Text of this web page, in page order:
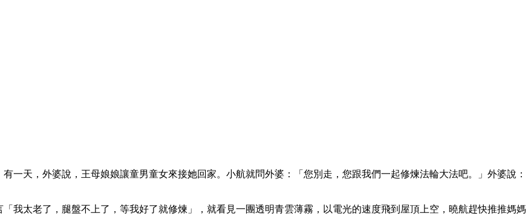
一天，外婆說，王母娘娘讓童男童女來接她回家。小航就問外婆：「您別走，您跟我們一起修煉法輪大法吧。」外婆說：
我太老了，腿盤不上了，等我好了就修煉」，就看見一團透明青雲薄霧，以電光的速度飛到屋頂上空，曉航趕快推推媽媽